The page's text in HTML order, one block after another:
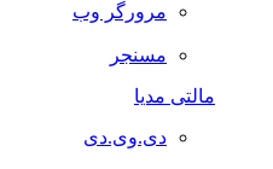
مرورگر وب
مسنجر
مالتی مدیا
دی.وی.دی